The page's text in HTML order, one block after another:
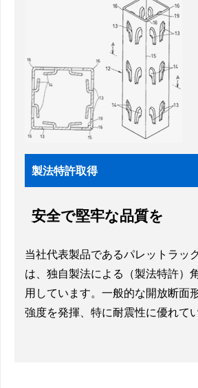
製法特許取得
安全で堅牢な品質を
当社代表製品であるパレットラッ
は、独自製法による（製法特許）
用しています。一般的な開放断面
強度を発揮、特に耐震性に優れてい